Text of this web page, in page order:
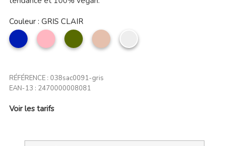
Couleur : GRIS CLAIR
marine
Rose
clair
kaki
Taupe
clair
GRIS
CLAIR
RÉFÉRENCE : 038sac0091-gris
EAN-13 : 2470000008081
Voir les tarifs